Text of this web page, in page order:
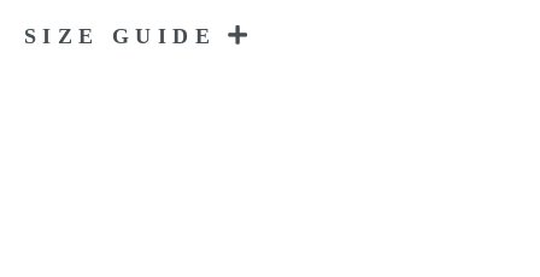
SIZE GUIDE